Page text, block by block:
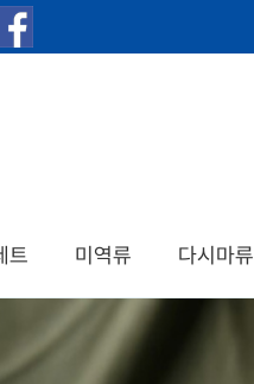
트 미역류 다시마류